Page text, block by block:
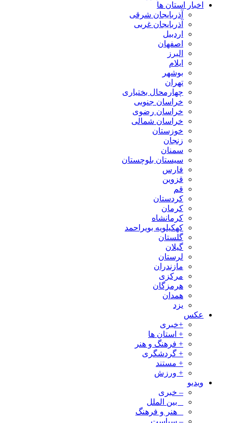
اخبار استان ها
آذربایجان شرقی
آذربایجان غربی
اردبیل
اصفهان
البرز
ایلام
بوشهر
تهران
چهارمحال بختیاری
خراسان جنوبی
خراسان رضوی
خراسان شمالی
خوزستان
زنجان
سمنان
سیستان بلوچستان
فارس
قزوین
قم
کردستان
کرمان
کرمانشاه
کهکیلویه بویراحمد
گلستان
گیلان
لرستان
مازندران
مرکزی
هرمزگان
همدان
یزد
عکس
+خبری
+ استان ها
+ فرهنگ و هنر
+ گردشگری
+ مستند
+ ورزش
ویدیو
– خبری
_ بین الملل
_ هنر و فرهنگ
– سیاست